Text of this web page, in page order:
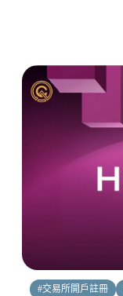
#交易所開戶註冊